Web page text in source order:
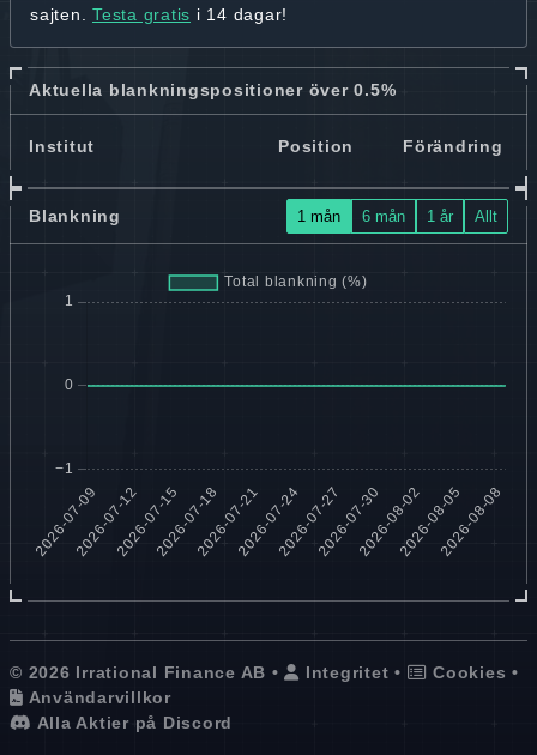
sajten. Testa gratis i 14 dagar!
Aktuella blankningspositioner över 0.5%
Institut Position Förändring
Blankning 1 mån 6 mån 1 år Allt
© 2026 Irrational Finance AB • Integritet • Cookies •
Användarvillkor
Alla Aktier på Discord